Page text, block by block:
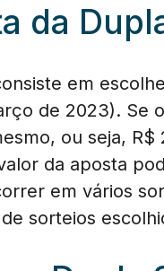
da
em
de 2023). Se
ou seja, R$
da aposta
em vários
sorteios